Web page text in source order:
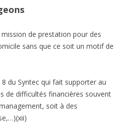
de prestation pour des
sans que ce soit un motif de
8 du Syntec qui fait supporter au
de difficultés financières souvent
soit à des